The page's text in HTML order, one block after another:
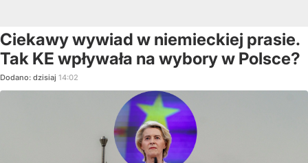
Ciekawy wywiad w niemieckiej prasie.
Tak KE wpływała na wybory w Polsce?
Dodano: dzisiaj 14:02